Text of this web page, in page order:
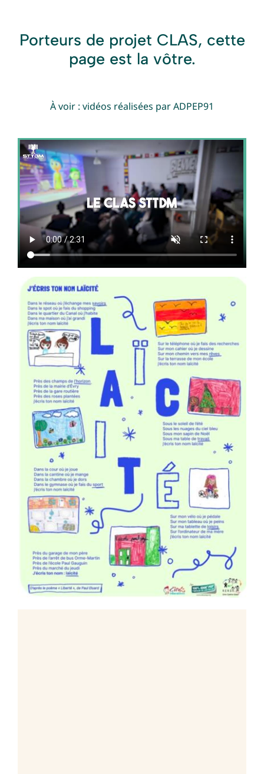
Porteurs de projet CLAS, cette
page est la vôtre.
À voir : vidéos réalisées par ADPEP91